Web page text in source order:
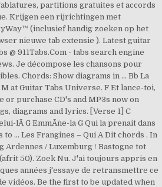
partitions gratuites et accords
Krijgen een rijrichtingen met
(inclusief handig zoeken op het
nieuwe tab extensie ). Latest guitar
@ 911Tabs.Com - tabs search engine
Je décompose les chansons pour
Chords: Show diagrams in ... Bb La
at Guitar Tabs Universe. F Et lance-toi,
or purchase CD's and MP3s now on
diagrams and lyrics. [Verse 1] C
lÃ G EmmÃ¨ne-la G Qui la prenait dans
to ... Les Frangines – Qui A Dit chords . In
Ardennes / Luxemburg / Bastogne tot
50). Zoek Nu. J'ai toujours appris en
années j'essaye de retransmettre ce
vidéos. Be the first to be updated when